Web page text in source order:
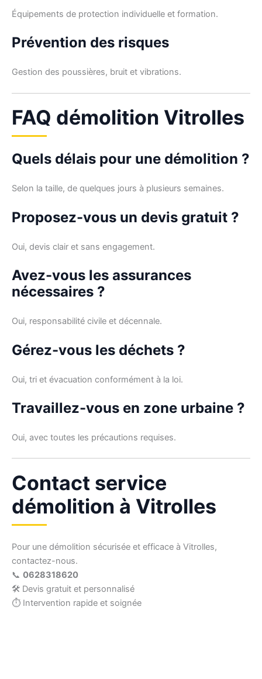
Équipements de protection individuelle et formation.
Prévention des risques
Gestion des poussières, bruit et vibrations.
FAQ démolition Vitrolles
Quels délais pour une démolition ?
Selon la taille, de quelques jours à plusieurs semaines.
Proposez-vous un devis gratuit ?
Oui, devis clair et sans engagement.
Avez-vous les assurances
nécessaires ?
Oui, responsabilité civile et décennale.
Gérez-vous les déchets ?
Oui, tri et évacuation conformément à la loi.
Travaillez-vous en zone urbaine ?
Oui, avec toutes les précautions requises.
Contact service
démolition à Vitrolles
Pour une démolition sécurisée et efficace à Vitrolles,
contactez-nous.
📞 0628318620
🛠 Devis gratuit et personnalisé
⏱ Intervention rapide et soignée